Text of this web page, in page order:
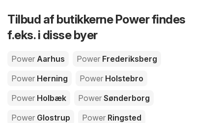
Tilbud af butikkerne Power findes
f.eks. i disse byer
Power Aarhus Power Frederiksberg
Power Herning Power Holstebro
Power Holbæk Power Sønderborg
Power Glostrup Power Ringsted